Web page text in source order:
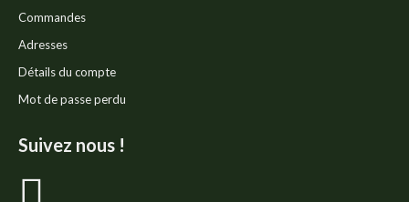
Commandes
Adresses
Détails du compte
Mot de passe perdu
Suivez nous !